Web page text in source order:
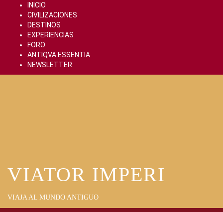
content
INICIO
CIVILIZACIONES
DESTINOS
EXPERIENCIAS
FORO
ANTIQVA ESSENTIA
NEWSLETTER
VIATOR IMPERI
VIAJA AL MUNDO ANTIGUO